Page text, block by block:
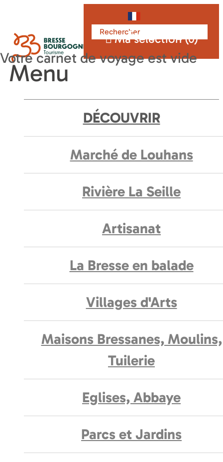
Français
Ma sélection (0)
Menu
DÉCOUVRIR
Marché de Louhans
Rivière La Seille
Artisanat
La Bresse en balade
Villages d'Arts
Maisons Bressanes, Moulins,
Tuilerie
Eglises, Abbaye
Parcs et Jardins